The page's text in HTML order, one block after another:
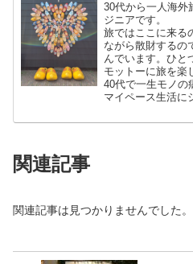
30代から一人海外
ジニアです。
旅ではここに来る
ながら散財するの
んでいます。ひと
モットーに旅を楽
40代で一生モノの
マイペース生活に
関連記事
関連記事は見つかりませんでした。